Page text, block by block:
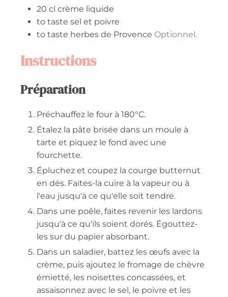
20 cl crème liquide
to taste sel et poivre
to taste herbes de Provence Optionnel.
Instructions
Préparation
Préchauffez le four à 180°C.
Étalez la pâte brisée dans un moule à
tarte et piquez le fond avec une
fourchette.
Épluchez et coupez la courge butternut
en dés. Faites-la cuire à la vapeur ou à
l'eau jusqu'à ce qu'elle soit tendre.
Dans une poêle, faites revenir les lardons
jusqu'à ce qu'ils soient dorés. Égouttez-
les sur du papier absorbant.
Dans un saladier, battez les œufs avec la
crème, puis ajoutez le fromage de chèvre
émietté, les noisettes concassées, et
assaisonnez avec le sel, le poivre et les